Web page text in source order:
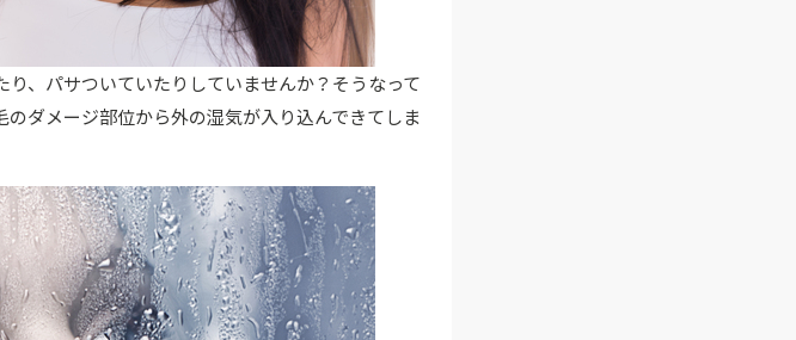
、パサついていたりしていませんか？そうなって
ダメージ部位から外の湿気が入り込んできてしま